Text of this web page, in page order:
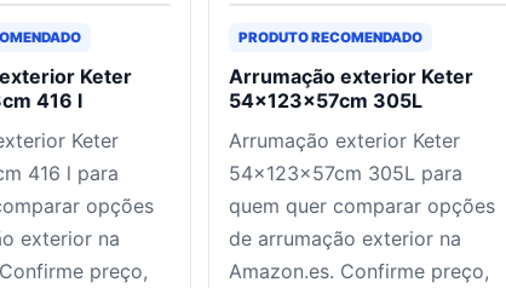
Keter
416 l
Keter
416 l para
opções
exterior na
preço,
PRODUTO RECOMENDADO
Arrumação exterior Keter
54x123x57cm 305L
Arrumação exterior Keter
54x123x57cm 305L para
quem quer comparar opções
de arrumação exterior na
Amazon.es. Confirme preço,